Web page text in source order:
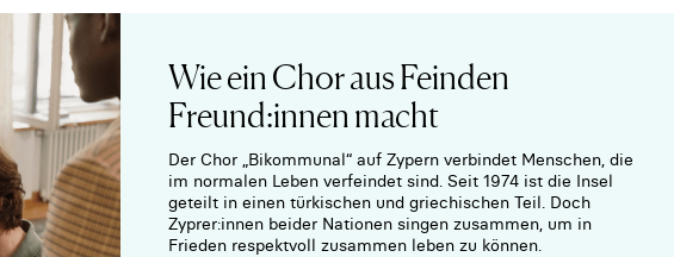
Wie ein Chor aus Feinden
Freund:innen macht
Der Chor „Bikommunal“ auf Zypern verbindet Menschen, die
im normalen Leben verfeindet sind. Seit 1974 ist die Insel
geteilt in einen türkischen und griechischen Teil. Doch
Zyprer:innen beider Nationen singen zusammen, um in
Frieden respektvoll zusammen leben zu können.